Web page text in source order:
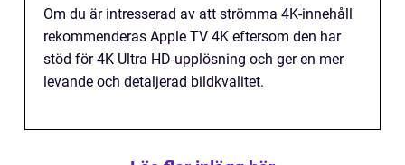
Om du är intresserad av att strömma 4K-innehåll
rekommenderas Apple TV 4K eftersom den har
stöd för 4K Ultra HD-upplösning och ger en mer
levande och detaljerad bildkvalitet.